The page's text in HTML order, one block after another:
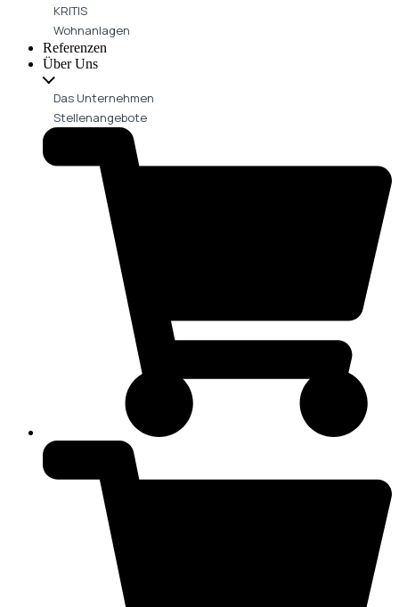
KRITIS
Wohnanlagen
Referenzen
Über Uns
Das Unternehmen
Stellenangebote